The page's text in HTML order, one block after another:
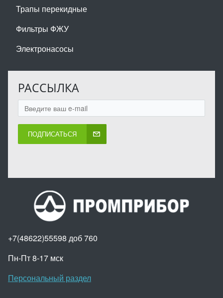
Трапы перекидные
Фильтры ФЖУ
Электронасосы
РАССЫЛКА
ПОДПИСАТЬСЯ
+7(48622)55598 доб 760
Пн-Пт 8-17 мск
Персональный раздел